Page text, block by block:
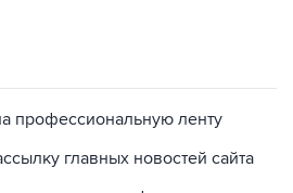
профессиональную ленту
главных новостей сайта